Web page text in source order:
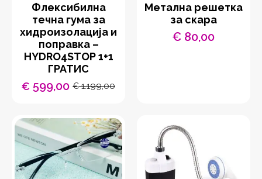
Флексибилна
течна гума за
хидроизолација и
поправка –
HYDRO4STOP 1+1
ГРАТИС
€1.199,00
Original
was:
€ 1.199,00.
€ 599,00Current
is:
€ 599,00.
Метална решетка
за скара
€ 80,00